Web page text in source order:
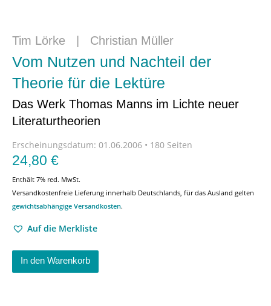
Tim Lörke Christian Müller
Vom Nutzen und Nachteil der
Theorie für die Lektüre
Das Werk Thomas Manns im Lichte neuer
Literaturtheorien
Erscheinungsdatum: 01.06.2006 • 180 Seiten
24,80 €
Enthält 7% red. MwSt.
Versandkostenfreie Lieferung innerhalb Deutschlands, für das Ausland gelten
gewichtsabhängige Versandkosten.
Auf die Merkliste
In den Warenkorb